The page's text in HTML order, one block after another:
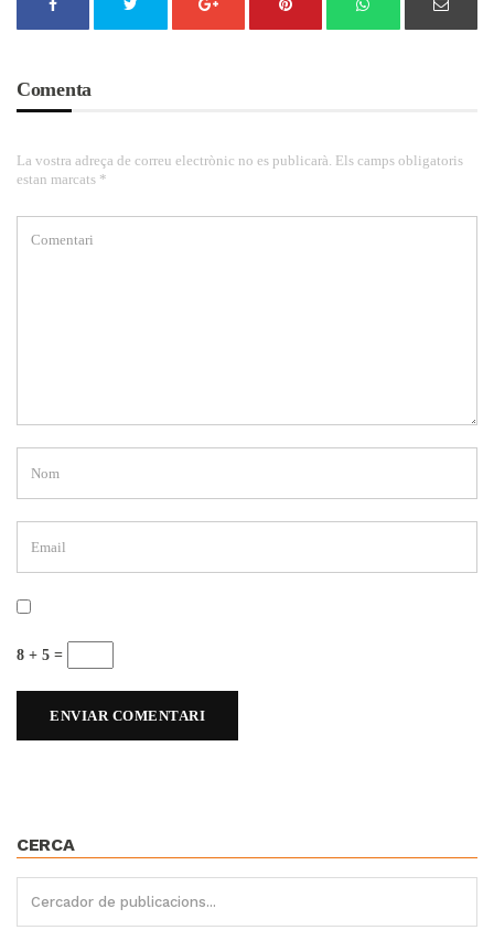
Comenta
La vostra adreça de correu electrònic no es publicarà. Els camps obligatoris
estan marcats *
8 + 5 =
CERCA